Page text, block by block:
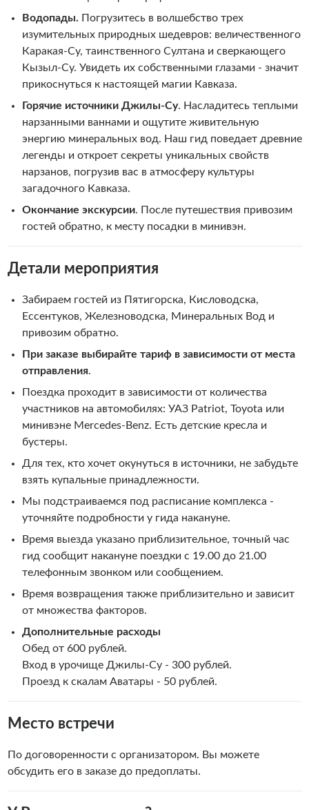
Водопады. Погрузитесь в волшебство трех
изумительных природных шедевров: величественного
Каракая-Су, таинственного Султана и сверкающего
Кызыл-Су. Увидеть их собственными глазами - значит
прикоснуться к настоящей магии Кавказа.
Горячие источники Джилы-Су. Насладитесь теплыми
нарзанными ваннами и ощутите живительную
энергию минеральных вод. Наш гид поведает древние
легенды и откроет секреты уникальных свойств
нарзанов, погрузив вас в атмосферу культуры
загадочного Кавказа.
Окончание экскурсии. После путешествия привозим
гостей обратно, к месту посадки в минивэн.
Детали мероприятия
Забираем гостей из Пятигорска, Кисловодска,
Ессентуков, Железноводска, Минеральных Вод и
привозим обратно.
При заказе выбирайте тариф в зависимости от места
отправления.
Поездка проходит в зависимости от количества
участников на автомобилях: УАЗ Patriot, Toyota или
минивэне Mercedes-Benz. Есть детские кресла и
бустеры.
Для тех, кто хочет окунуться в источники, не забудьте
взять купальные принадлежности.
Мы подстраиваемся под расписание комплекса -
уточняйте подробности у гида накануне.
Время выезда указано приблизительное, точный час
гид сообщит накануне поездки с 19.00 до 21.00
телефонным звонком или сообщением.
Время возвращения также приблизительно и зависит
от множества факторов.
Дополнительные расходы
Обед от 600 рублей.
Вход в урочище Джилы-Су - 300 рублей.
Проезд к скалам Аватары - 50 рублей.
Место встречи
По договоренности с организатором. Вы можете
обсудить его в заказе до предоплаты.